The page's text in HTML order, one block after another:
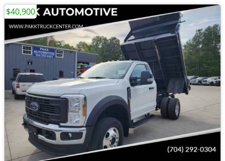
$40,900